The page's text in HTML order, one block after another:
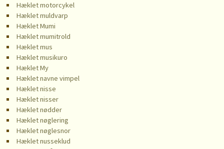
Hæklet motorcykel
Hæklet muldvarp
Hæklet Mumi
Hæklet mumitrold
Hæklet mus
Hæklet musikuro
Hæklet My
Hæklet navne vimpel
Hæklet nisse
Hæklet nisser
Hæklet nødder
Hæklet nøglering
Hæklet nøglesnor
Hæklet nusseklud